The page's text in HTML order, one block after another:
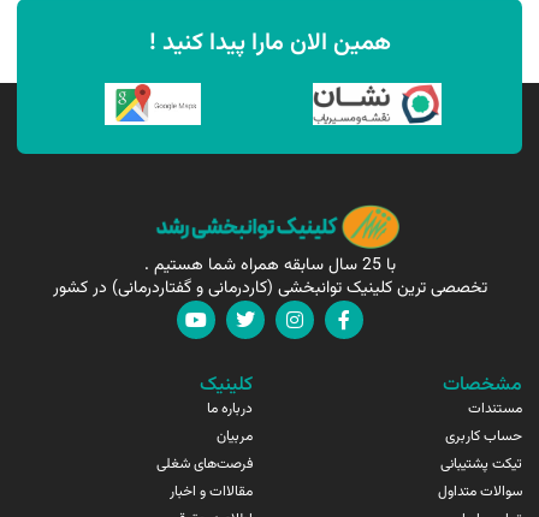
همین الان مارا پیدا کنید !
با 25 سال سابقه همراه شما هستیم .
تخصصی ترین کلینیک توانبخشی (کاردرمانی و گفتاردرمانی) در کشور
مشخصات
مستندات
حساب کاربری
تیکت پشتیبانی
سوالات متداول
کلینیک
درباره ما
مربیان
فرصت‌های شغلی
مقالاات و اخبار